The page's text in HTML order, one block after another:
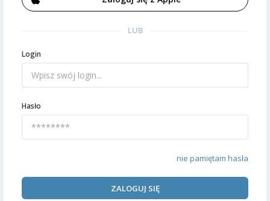
LUB
Login
Hasło
nie pamiętam hasła
ZALOGUJ SIĘ